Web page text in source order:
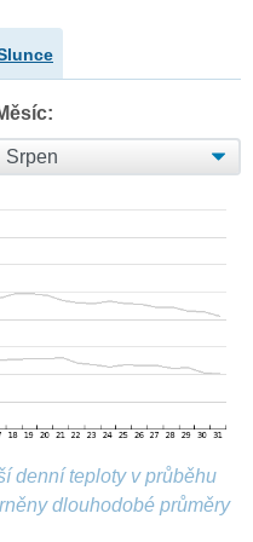
denní teploty v průběhu
dlouhodobé průměry